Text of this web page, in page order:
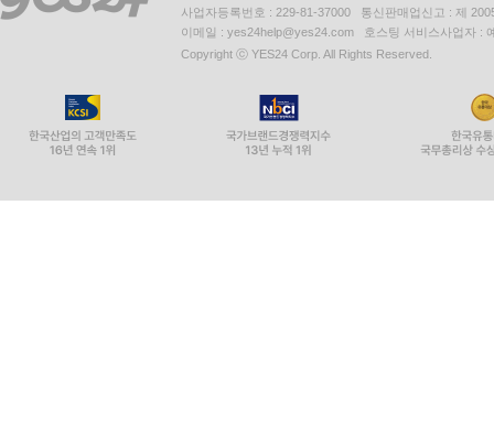
사업자등록번호 : 229-81-37000 통신판매업신고 : 제
이메일 : yes24help@yes24.com 호스팅 서비스사업자 :
Copyright ⓒ YES24 Corp. All Rights Reserved.